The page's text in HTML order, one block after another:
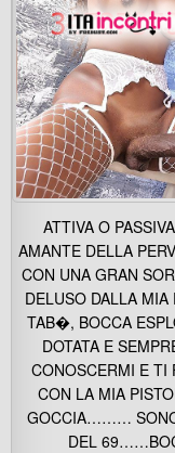
ATTIVA O
AMANTE DELLA
CON UNA GRAN
DELUSO DALLA
TAB�, BOCCA
DOTATA E
CONOSCERMI E TI
CON LA MIA
GOCCIA……… SONO
DEL